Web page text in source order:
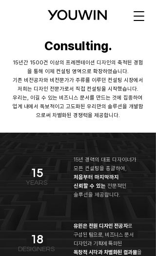
Consulting.
15년간 1500건 이상의 프레젠테이션 디자인의 축적된 경험
을 통해 이제 컨설팅 영역으로 확장하였습니다.
기존 비전공자와 비전문가가 주류를 이루던 컨설팅 시장에서
저희는 디자인 전문가로서 직접 컨설팅을 시작했습니다.
우리는, 이길 수 있는 비즈니스 문서를 만드는 것에 집중하여
​업계 내에서 독보적이고 고도화된 우리만의 솔루션을 개발함
으로써 차별화된 경쟁력을 제공합니다.
15
YEARS
15년 경력의 대표 디자이너가
모든 컨설팅을 총괄하여,
처음부터 마지막까지
신뢰할 수 있는 전문적인
솔루션을 제공합니다.
18
DESIGNERS
유윈은 전원 디자인 전공자로
구성된 팀으로, 비즈니스 문서
디자인과 기획에 특화된
독창적 시각과 차별화된 결과물을